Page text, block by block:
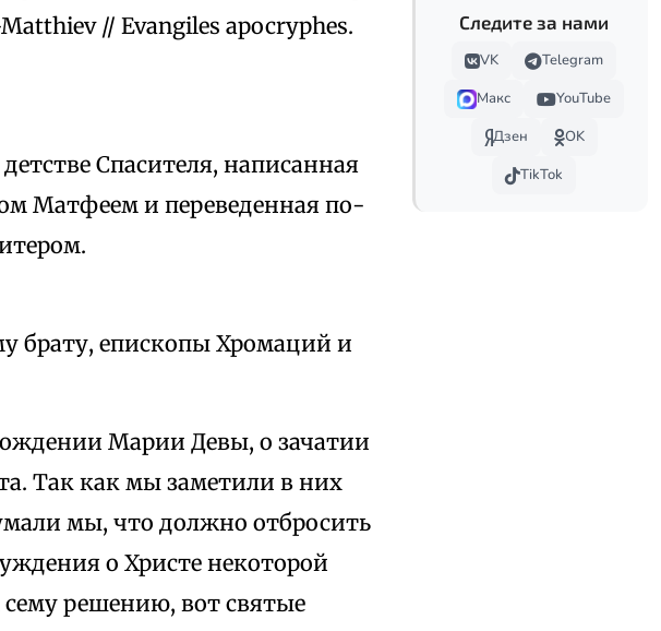
// Evangiles apocryphes.
Спасителя, написанная
Матфеем и переведенная по-
брату, епископы Хромаций и
Марии Девы, о зачатии
Так как мы заметили в них
мы, что должно отбросить
о Христе некоторой
решению, вот святые
Следите за нами
VK
Telegram
Макс
YouTube
Дзен
OK
TikTok